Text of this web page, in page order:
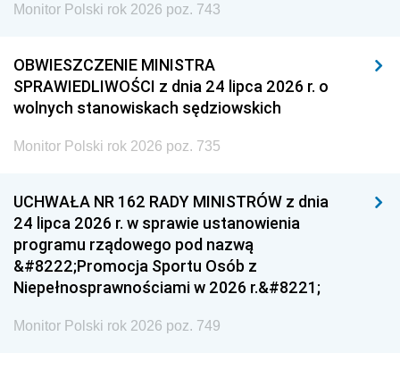
Monitor Polski rok 2026 poz. 743
OBWIESZCZENIE MINISTRA
SPRAWIEDLIWOŚCI z dnia 24 lipca 2026 r. o
wolnych stanowiskach sędziowskich
Monitor Polski rok 2026 poz. 735
UCHWAŁA NR 162 RADY MINISTRÓW z dnia
24 lipca 2026 r. w sprawie ustanowienia
programu rządowego pod nazwą
&#8222;Promocja Sportu Osób z
Niepełnosprawnościami w 2026 r.&#8221;
Monitor Polski rok 2026 poz. 749